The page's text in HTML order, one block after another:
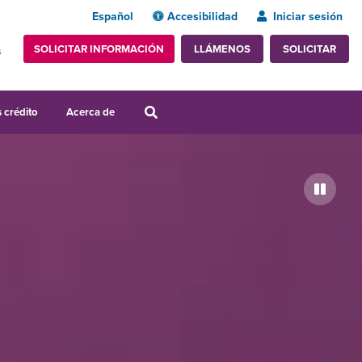
Español Accesibilidad Iniciar sesión
SOLICITAR INFORMACIÓN LLÁMENOS SOLICITAR
crédito Acerca de
Pausa